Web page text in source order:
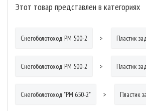
Этот товар представлен в категориях
Снегоболотоход РМ 500-2 Пластик
Снегоболотоход РМ 500-2 Пластик
Снегоболотоход "РМ 650-2" Пластик